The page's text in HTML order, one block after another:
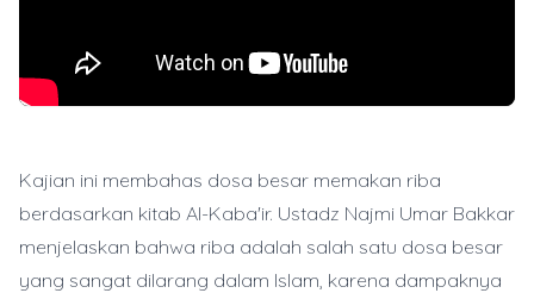
Kajian ini membahas dosa besar memakan riba
berdasarkan kitab Al-Kaba'ir. Ustadz Najmi Umar Bakkar
menjelaskan bahwa riba adalah salah satu dosa besar
yang sangat dilarang dalam Islam, karena dampaknya